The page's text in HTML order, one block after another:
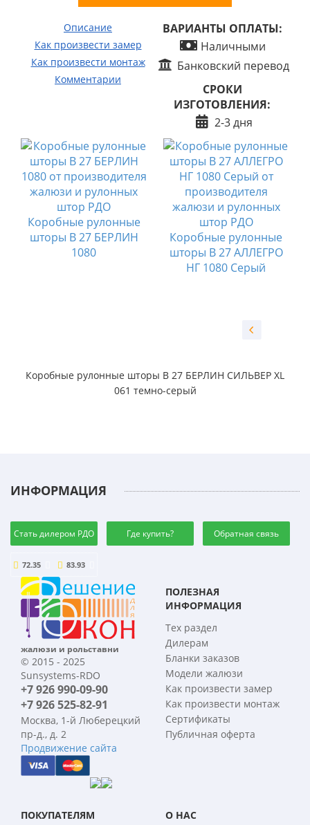
Описание
Как произвести замер
Как произвести монтаж
Комментарии
ВАРИАНТЫ ОПЛАТЫ:
Наличными
Банковский перевод
СРОКИ
ИЗГОТОВЛЕНИЯ:
2-3 дня
Коробные рулонные
шторы B 27 БЕРЛИН
1080
Коробные рулонные
шторы B 27 АЛЛЕГРО
НГ 1080 Серый
Коробные рулонные шторы B 27 БЕРЛИН СИЛЬВЕР XL
061 темно-серый
ИНФОРМАЦИЯ
Стать дилером РДО Где купить? Обратная связь
72.35 83.93
жалюзи и рольставни
© 2015 - 2025
Sunsystems-RDO
+7 926 990-09-90
+7 926 525-82-91
Москва, 1-й Люберецкий
пр-д., д. 2
Продвижение сайта
ПОЛЕЗНАЯ
ИНФОРМАЦИЯ
Тех раздел
Дилерам
Бланки заказов
Модели жалюзи
Как произвести замер
Как произвести монтаж
Сертификаты
Публичная оферта
ПОКУПАТЕЛЯМ О НАС